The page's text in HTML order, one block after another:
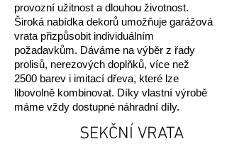
provozní užitnost a dlouhou životnost.
Široká nabídka dekorů umožňuje garážová
vrata přizpůsobit individuálním
požadavkům. Dáváme na výběr z řady
prolisů, nerezových doplňků, více než
2500 barev i imitací dřeva, které lze
libovolně kombinovat. Díky vlastní výrobě
máme vždy dostupné náhradní díly.
SEKČNÍ VRATA